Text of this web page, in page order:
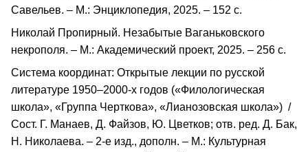
Савельев. – М.: Энциклопедия, 2025. – 152 с.
Николай Пропирный. Незабытые Ваганьковского
некрополя. – М.: Академический проект, 2025. – 256 с.
Система координат: Открытые лекции по русской
литературе 1950–2000-х годов («Филологическая
школа», «Группа Черткова», «Лианозовская школа») /
Сост. Г. Манаев, Д. Файзов, Ю. Цветков; отв. ред. Д. Бак,
Н. Николаева. – 2-е изд., дополн. – М.: Культурная